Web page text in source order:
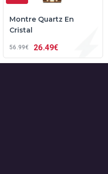
Montre Quartz En
Cristal
56 99€ 26 49€